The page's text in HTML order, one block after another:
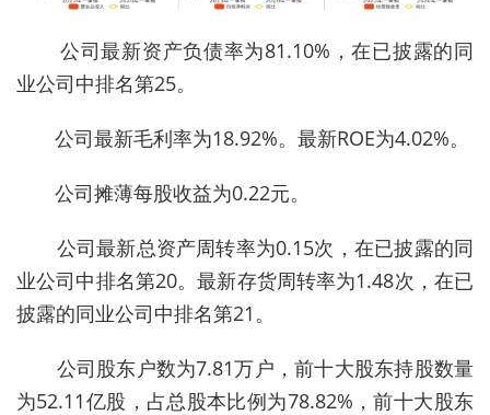
公司最新资产负债率为81.10%，在已披露的同
业公司中排名第25。
公司最新毛利率为18.92%。最新ROE为4.02%。
公司摊薄每股收益为0.22元。
公司最新总资产周转率为0.15次，在已披露的同
业公司中排名第20。最新存货周转率为1.48次，在已
披露的同业公司中排名第21。
公司股东户数为7.81万户，前十大股东持股数量
为52.11亿股，占总股本比例为78.82%，前十大股东